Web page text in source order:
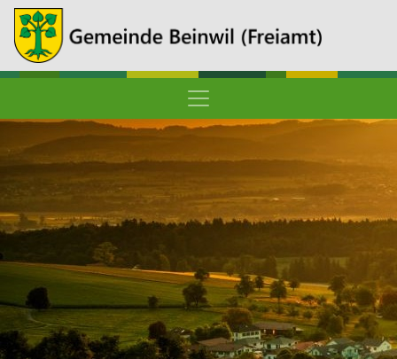
Hauptnavigation